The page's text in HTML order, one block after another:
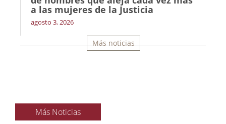
a las mujeres de la Justicia
agosto 3, 2026
Más noticias
Más Noticias